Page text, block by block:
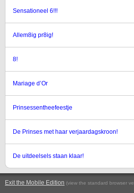
Sensationeel 6!!!
Allem8ig pr8ig!
8!
Mariage d’Or
Prinsessentheefeestje
De Prinses met haar verjaardagskroon!
De uitdeelsels staan klaar!
Exit the Mobile Edition (view the standard browser